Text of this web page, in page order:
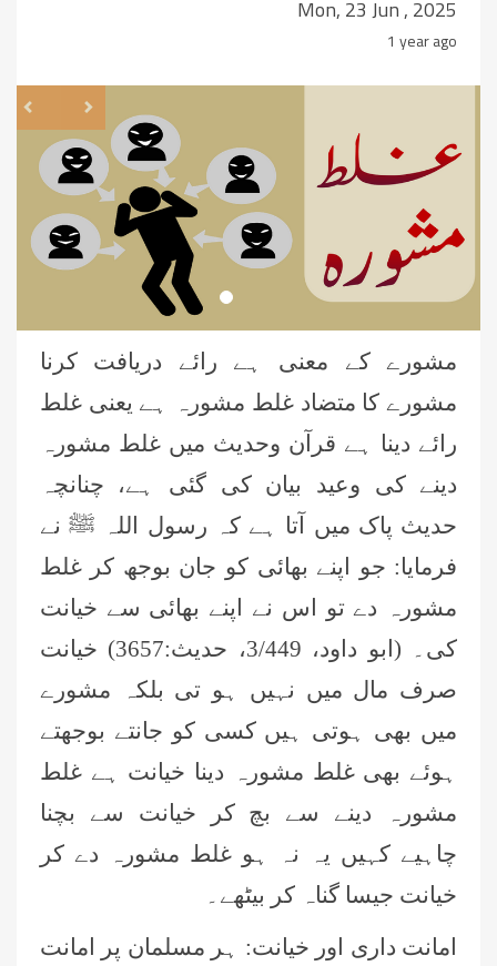
Mon, 23 Jun , 2025
1 year ago
مشورے کے معنی ہے رائے دریافت کرنا
مشورے کا متضاد غلط مشورہ ہے یعنی غلط
رائے دینا ہے قرآن وحدیث میں غلط مشورہ
دینے کی وعید بیان کی گئی ہے، چنانچہ
حدیث پاک میں آتا ہے کہ رسول اللہ ﷺ نے
فرمایا: جو اپنے بھائی کو جان بوجھ کر غلط
مشورہ دے تو اس نے اپنے بھائی سے خیانت
کی۔ (ابو داود، 3/449، حدیث:3657) خیانت
صرف مال میں نہیں ہو تی بلکہ مشورے
میں بھی ہوتی ہیں کسی کو جانتے بوجھتے
ہوئے بھی غلط مشورہ دینا خیانت ہے غلط
مشورہ دینے سے بچ کر خیانت سے بچنا
چاہیے کہیں یہ نہ ہو غلط مشورہ دے کر
خیانت جیسا گناہ کر بیٹھے۔
امانت داری اور خیانت: ہر مسلمان پر امانت